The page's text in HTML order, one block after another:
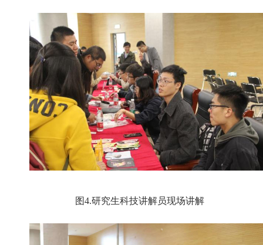
图4.研究生科技讲解员现场讲解